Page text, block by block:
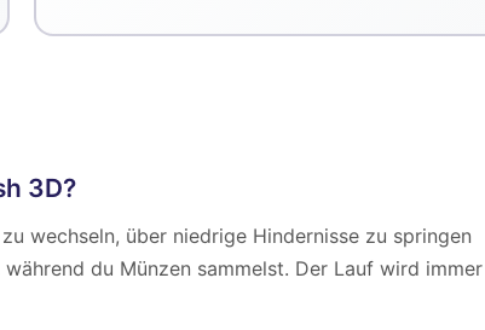
3D?
wechseln, über niedrige Hindernisse zu springen
du Münzen sammelst. Der Lauf wird immer